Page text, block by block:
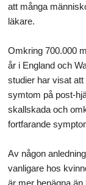
att många
läkare.
Omkring 700.000
år i England och
studier har visat
symtom på post-
skallskada och
fortfarande
Av någon
vanligare hos
är mer benägna än